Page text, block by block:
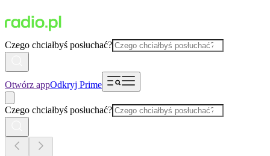
Czego chciałbyś posłuchać?
Otwórz appOdkryj Prime
Czego chciałbyś posłuchać?